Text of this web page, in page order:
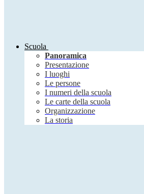
Scuola
Panoramica
Presentazione
I luoghi
Le persone
I numeri della scuola
Le carte della scuola
Organizzazione
La storia